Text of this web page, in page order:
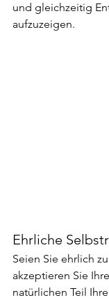
und gleichzeitig
aufzuzeigen.
Ehrliche
Seien Sie ehrlich
akzeptieren Sie
natürlichen Teil